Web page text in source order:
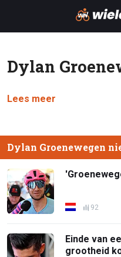
Dylan
Lees meer
Dylan Groenewegen
92
Einde van
grootheid